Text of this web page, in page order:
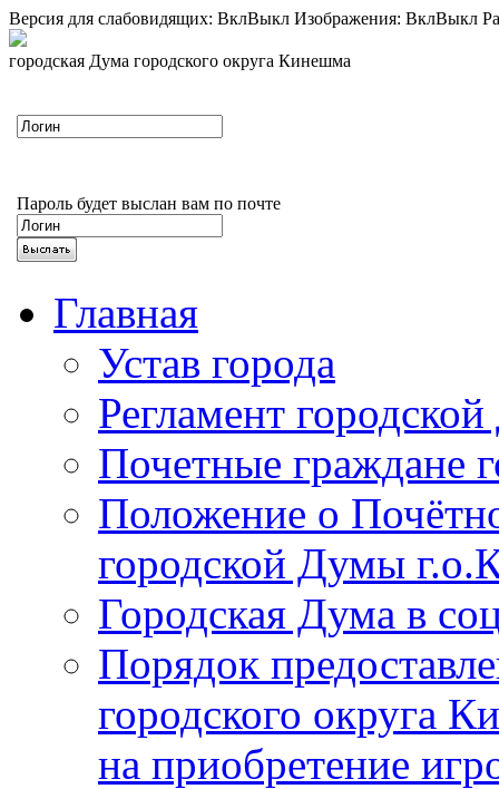
Версия для слабовидящих: ВклВыкл Изображения: ВклВыкл
городская Дума городского округа Кинешма
Пароль будет выслан вам по почте
Главная
Устав города
Регламент
Почетные граждане
Положение о
городской Думы
Городская Дума в
Порядок
городского округа
на приобретение